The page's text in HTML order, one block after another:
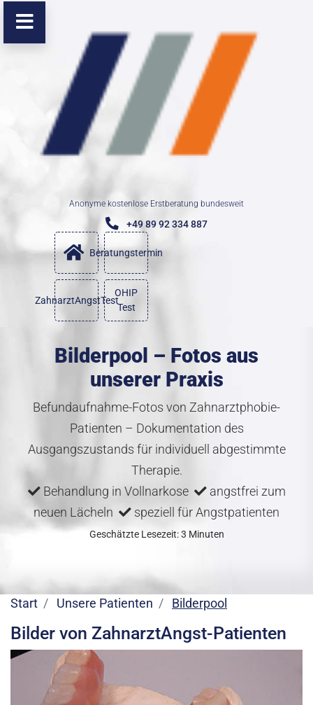
Anonyme kostenlose Erstberatung bundesweit
+49 89 92 334 887
Beratungstermin
ZahnarztAngstTest
OHIP
Test
Bilderpool – Fotos aus
unserer Praxis
Befundaufnahme-Fotos von Zahnarztphobie-
Patienten – Dokumentation des
Ausgangszustands für individuell abgestimmte
Therapie.
Behandlung in Vollnarkose
angstfrei zum
neuen Lächeln
speziell für Angstpatienten
Geschätzte Lesezeit: 3 Minuten
Start Unsere Patienten Bilderpool
Bilder von ZahnarztAngst-Patienten